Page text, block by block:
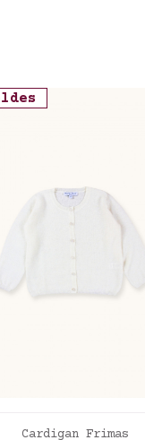
AJOUTER AU
Cardigan Frimas